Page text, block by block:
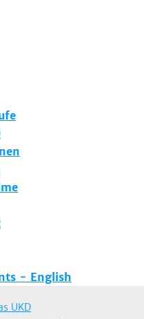
- English
UKD